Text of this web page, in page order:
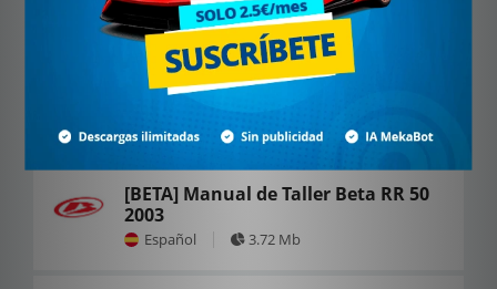
Español 1.67 Mb
[BETA] Manual de Taller Beta RR 50
[BETA] Manual de Taller Beta RR 50
2003
Español 3.72 Mb